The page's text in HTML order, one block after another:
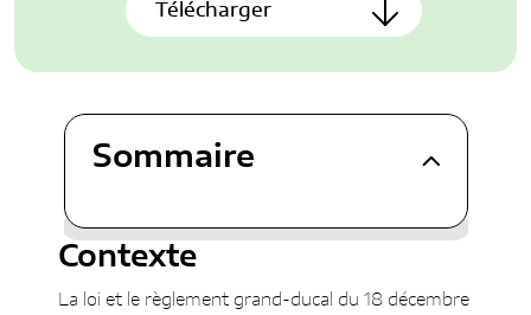
Télécharger
Sommaire
Questions
Réponses
Pourquoi les règles de
Contexte
La loi et le règlement grand-ducal du 18 décembre